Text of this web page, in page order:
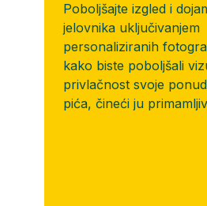
Poboljšajte izgled i
jelovnika uključivanjem
personaliziranih
kako biste poboljšali
privlačnost svoje
pića, čineći ju